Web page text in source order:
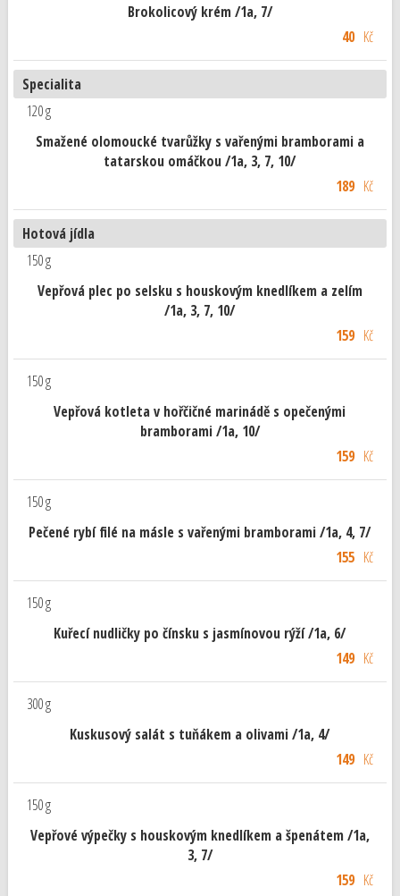
Brokolicový krém /1a, 7/
40Kč
Specialita
120 g
Smažené olomoucké tvarůžky s vařenými bramborami a
tatarskou omáčkou /1a, 3, 7, 10/
189Kč
Hotová jídla
150 g
Vepřová plec po selsku s houskovým knedlíkem a zelím
/1a, 3, 7, 10/
159Kč
150 g
Vepřová kotleta v hořčičné marinádě s opečenými
bramborami /1a, 10/
159Kč
150 g
Pečené rybí filé na másle s vařenými bramborami /1a, 4, 7/
155Kč
150 g
Kuřecí nudličky po čínsku s jasmínovou rýží /1a, 6/
149Kč
300 g
Kuskusový salát s tuňákem a olivami /1a, 4/
149Kč
150 g
Vepřové výpečky s houskovým knedlíkem a špenátem /1a,
3, 7/
159Kč